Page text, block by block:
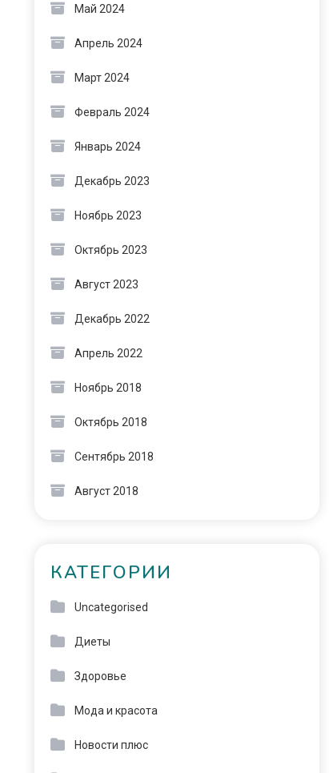
Май 2024
Апрель 2024
Март 2024
Февраль 2024
Январь 2024
Декабрь 2023
Ноябрь 2023
Октябрь 2023
Август 2023
Декабрь 2022
Апрель 2022
Ноябрь 2018
Октябрь 2018
Сентябрь 2018
Август 2018
КАТЕГОРИИ
Uncategorised
Диеты
Здоровье
Мода и красота
Новости плюс